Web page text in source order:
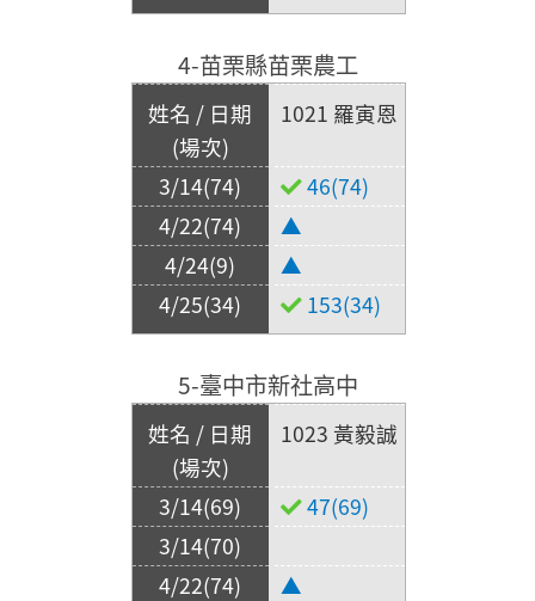
4-苗栗縣苗栗農工
1021 羅寅恩
46(74)
▲
▲
153(34)
5-臺中市新社高中
1023 黃毅誠
47(69)
▲